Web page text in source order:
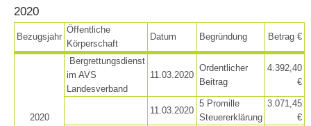
2020
Bezugsjahr
Öffentliche
Körperschaft
Datum Begründung Betrag €
2020
Bergrettungsdienst
im AVS
Landesverband
11.03.2020
Ordentlicher
Beitrag
4.392,40
€
11.03.2020
5 Promille
Steuererklärung
3.071,45
€